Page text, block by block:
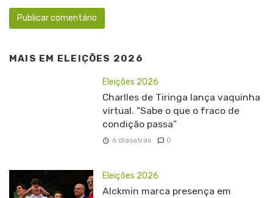
MAIS EM ELEIÇÕES 2026
Eleições 2026
Charlles de Tiringa lança vaquinha
virtual. “Sabe o que o fraco de
condição passa”
6 diasatrás 0
Eleições 2026
Alckmin marca presença em